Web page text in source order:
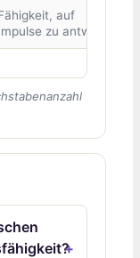
auf
zu antworten